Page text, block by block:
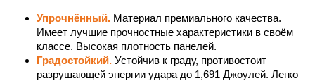
Упрочнённый. Материал премиального качества.
Имеет лучшие прочностные характеристики в своём
классе. Высокая плотность панелей.
Градостойкий. Устойчив к граду, противостоит
разрушающей энергии удара до 1,691 Джоулей. Легко